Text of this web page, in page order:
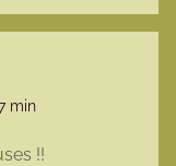
min
!!